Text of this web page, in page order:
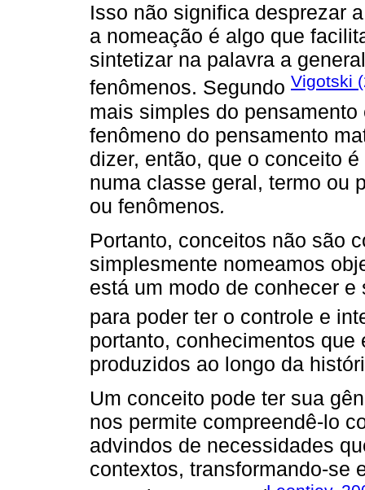
Isso não significa desprezar
a nomeação é algo que
sintetizar na palavra a
fenômenos. Segundo Vigotski
mais simples do
fenômeno do pensamento
dizer, então, que o conceito
numa classe geral, termo ou
ou fenômenos.
Portanto, conceitos não são
simplesmente nomeamos
está um modo de conhecer e
para poder ter o controle e
portanto, conhecimentos
produzidos ao longo da
Um conceito pode ter sua
nos permite compreendê-lo
advindos de necessidades
contextos, transformando-se